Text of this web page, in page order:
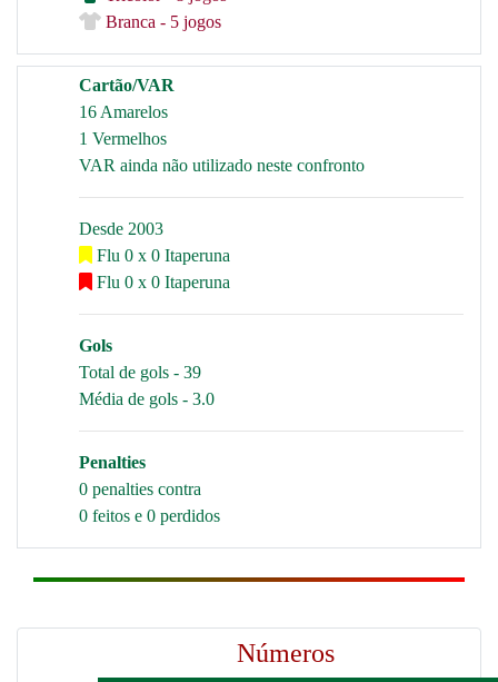
Branca - 5 jogos
Cartão/VAR
16 Amarelos
1 Vermelhos
VAR ainda não utilizado neste confronto
Desde 2003
Flu 0 x 0 Itaperuna
Flu 0 x 0 Itaperuna
Gols
Total de gols - 39
Média de gols - 3.0
Penalties
0 penalties contra
0 feitos e 0 perdidos
Números